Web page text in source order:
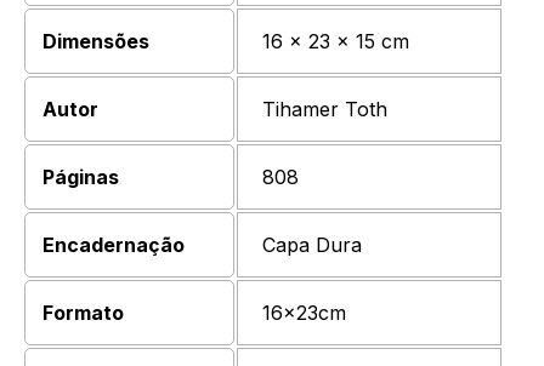
Dimensões 16 × 23 × 15 cm
Autor Tihamer Toth
Páginas 808
Encadernação Capa Dura
Formato 16x23cm